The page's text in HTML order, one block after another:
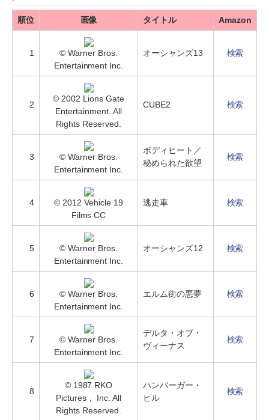
順位 画像 タイトル Amazon
1
© Warner Bros.
Entertainment Inc.
オーシャンズ13 検索
2
© 2002 Lions Gate
Entertainment. All
Rights Reserved.
CUBE2 検索
3
© Warner Bros.
Entertainment Inc.
ボディヒート／
秘められた欲望
検索
4
© 2012 Vehicle 19
Films CC
逃走車 検索
5
© Warner Bros.
Entertainment Inc.
オーシャンズ12 検索
6
© Warner Bros.
Entertainment Inc.
エルム街の悪夢 検索
7
© Warner Bros.
Entertainment Inc.
デルタ・オブ・
ヴィーナス
検索
8
© 1987 RKO
Pictures， Inc. All
Rights Reserved.
ハンバーガー・
ヒル
検索